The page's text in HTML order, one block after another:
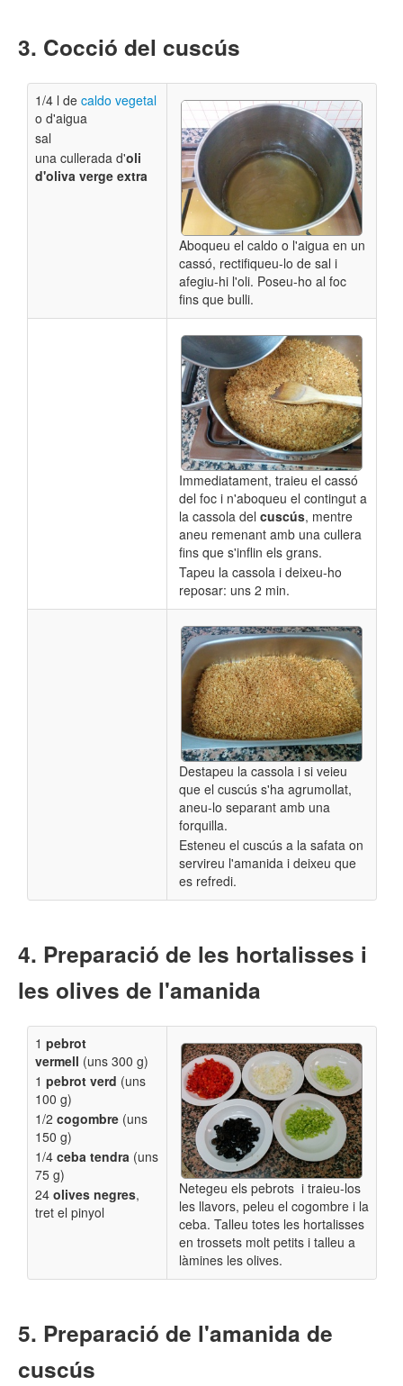
Cocció del cuscús
1/4 l de caldo vegetal
o d'aigua
sal
una cullerada d'oli
d'oliva verge extra
Aboqueu el caldo o l'aigua en un
cassó, rectifiqueu-lo de sal i
afegiu-hi l'oli. Poseu-ho al foc
fins que bulli.
Immediatament, traieu el cassó
del foc i n'aboqueu el contingut a
la cassola del cuscús, mentre
aneu remenant amb una cullera
fins que s'inflin els grans.
Tapeu la cassola i deixeu-ho
reposar: uns 2 min.
Destapeu la cassola i si veieu
que el cuscús s'ha agrumollat,
aneu-lo separant amb una
forquilla.
Esteneu el cuscús a la safata on
servireu l'amanida i deixeu que
es refredi.
Preparació de les hortalisses i
les olives de l'amanida
1 pebrot
vermell (uns 300 g)
1 pebrot verd (uns
100 g)
1/2 cogombre (uns
150 g)
1/4 ceba tendra (uns
75 g)
24 olives negres,
tret el pinyol
Netegeu els pebrots i traieu-los
les llavors, peleu el cogombre i la
ceba. Talleu totes les hortalisses
en trossets molt petits i talleu a
làmines les olives.
Preparació de l'amanida de
cuscús